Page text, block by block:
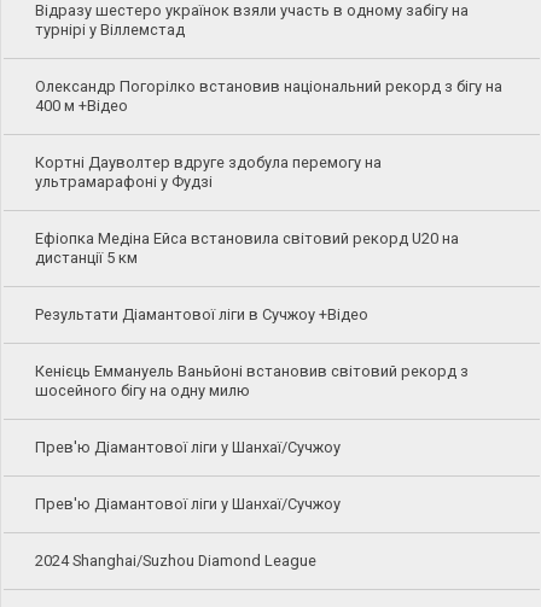
Відразу шестеро українок взяли участь в одному забігу на
турнірі у Віллемстад
Олександр Погорілко встановив національний рекорд з бігу на
400 м +Відео
Кортні Дауволтер вдруге здобула перемогу на
ультрамарафоні у Фудзі
Ефіопка Медіна Ейса встановила світовий рекорд U20 на
дистанції 5 км
Результати Діамантової ліги в Сучжоу +Відео
Кенієць Еммануель Ваньйоні встановив світовий рекорд з
шосейного бігу на одну милю
Прев'ю Діамантової ліги у Шанхаї/Сучжоу
Прев'ю Діамантової ліги у Шанхаї/Сучжоу
2024 Shanghai/Suzhou Diamond League